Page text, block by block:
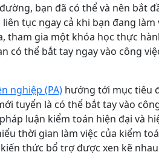
bạn đã có thể và nên bắt
tục ngay cả khi bạn đang làm
tham gia một khóa học thực
có thể bắt tay ngay vào công
nghiệp (PA) hướng tới mục tiêu
tuyển là có thể bắt tay vào
luận kiểm toán hiện đại và
thời gian làm việc của kiểm
thức bổ trợ được xen kẽ